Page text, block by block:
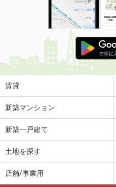
賃貸
新築マンション
新築一戸建て
土地を探す
店舗/事業用